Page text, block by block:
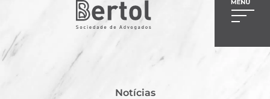
Notícias